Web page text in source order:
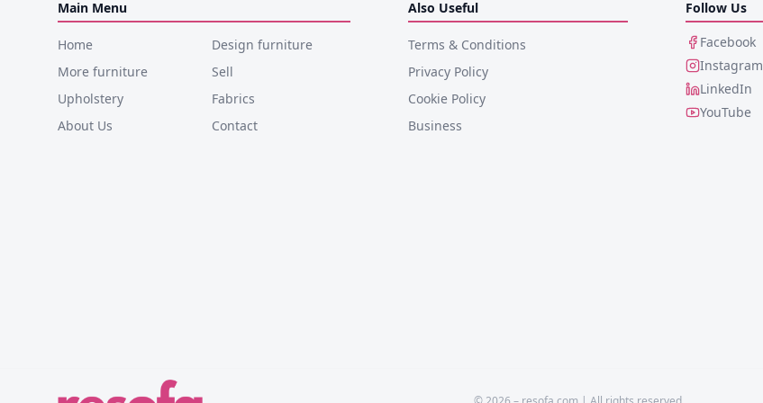
Main Menu
Home
Design furniture
More furniture
Sell
Upholstery
Fabrics
About Us
Contact
Also Useful
Terms & Conditions
Privacy Policy
Cookie Policy
Business
Follow Us
Facebook
Instagram
LinkedIn
YouTube